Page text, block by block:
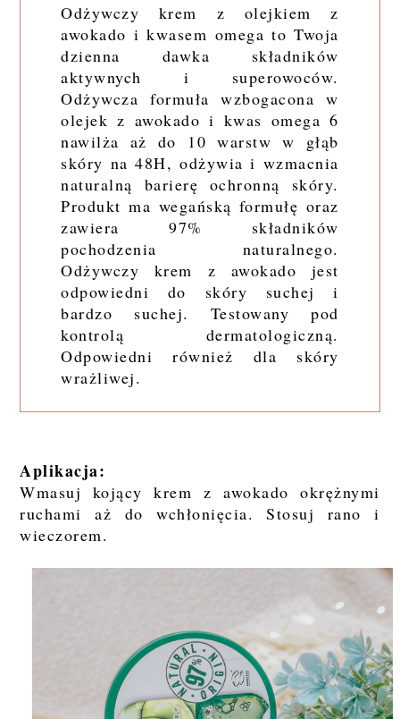
Odżywczy krem z olejkiem z
awokado i kwasem omega to Twoja
dzienna dawka składników
aktywnych i superowoców.
Odżywcza formuła wzbogacona w
olejek z awokado i kwas omega 6
nawilża aż do 10 warstw w głąb
skóry na 48H, odżywia i wzmacnia
naturalną barierę ochronną skóry.
Produkt ma wegańską formułę oraz
zawiera 97% składników
pochodzenia naturalnego.
Odżywczy krem z awokado jest
odpowiedni do skóry suchej i
bardzo suchej. Testowany pod
kontrolą dermatologiczną.
Odpowiedni również dla skóry
wrażliwej.
Aplikacja:
Wmasuj kojący krem z awokado okrężnymi
ruchami aż do wchłonięcia. Stosuj rano i
wieczorem.